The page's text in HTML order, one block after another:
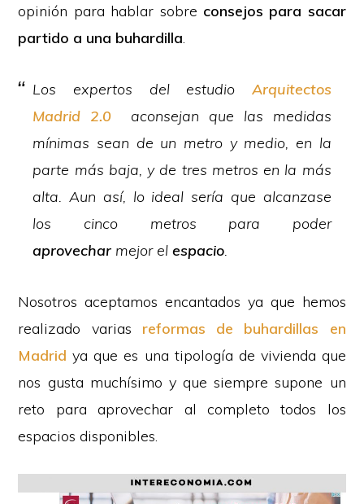
opinión para hablar sobre consejos para sacar
partido a una buhardilla.
Los expertos del estudio Arquitectos
Madrid 2.0
aconsejan que las medidas
mínimas sean de un metro y medio, en la
parte más baja, y de tres metros en la más
alta. Aun así, lo ideal sería que alcanzase
los cinco metros para poder
aprovechar mejor elespacio.
Nosotros aceptamos encantados ya que hemos
realizado varias reformas de buhardillas en
Madrid ya que es una tipología de vivienda que
nos gusta muchísimo y que siempre supone un
reto para aprovechar al completo todos los
espacios disponibles.